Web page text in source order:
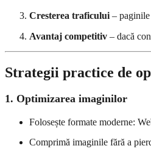
Cresterea traficului –
Avantaj competitiv – dacă
Strategii practice de
1. Optimizarea imaginilor
Folosește formate moderne:
Comprimă imaginile fără a